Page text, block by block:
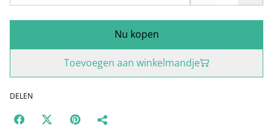
Nu kopen
Toevoegen aan winkelmandje
DELEN